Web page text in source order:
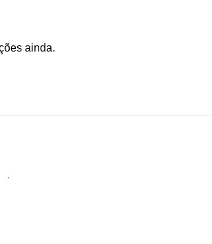
ainda.